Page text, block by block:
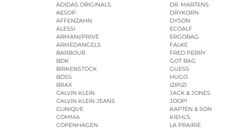
ADIDAS ORIGINALS
AESOP
AFFENZAHN
ALESSI
ARMANI/PRIVÉ
ARMEDANGELS
BARBOUR
BDK
BIRKENSTOCK
BOSS
BRAX
CALVIN KLEIN
CALVIN KLEIN JEANS
CLINIQUE
COMMA
COPENHAGEN
DR. MARTENS
DRYKORN
DYSON
ECOALF
ERGOBAG
FALKE
FRED PERRY
GOT BAG
GUESS
HUGO
IZIPIZI
JACK & JONES
JOOP!
KAPTEN & SON
KIEHL’S
LA PRAIRIE